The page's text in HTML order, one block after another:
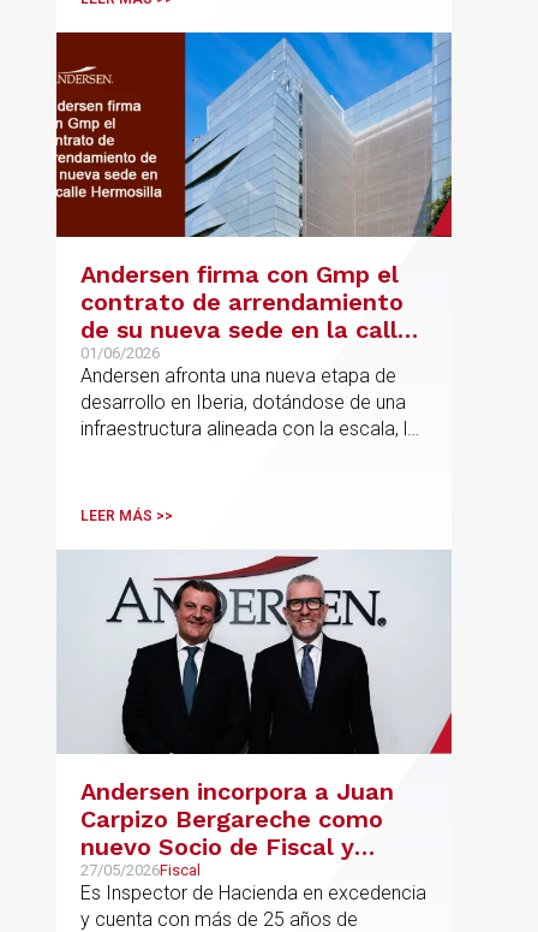
Andersen firma con Gmp el
contrato de arrendamiento
de su nueva sede en la calle
Hermosilla
01/06/2026
Andersen afronta una nueva etapa de
desarrollo en Iberia, dotándose de una
infraestructura alineada con la escala, la
LEER MÁS >>
Andersen incorpora a Juan
Carpizo Bergareche como
nuevo Socio de Fiscal y
responsable de la práctica
ibérica de Fiscalidad Local
27/05/2026Fiscal
Es Inspector de Hacienda en excedencia
y cuenta con más de 25 años de